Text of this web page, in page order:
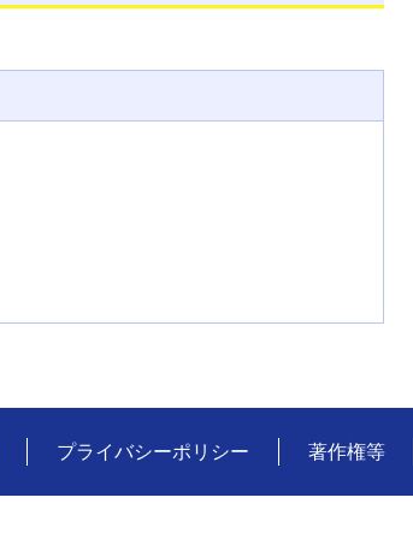
プライバシーポリシー 著作権等